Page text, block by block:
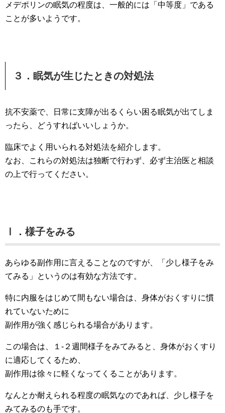
メデポリンの眠気の程度は、一般的には「中等度」である
ことが多いようです。
３．眠気が生じたときの対処法
抗不安薬で、日常に支障が出るくらい困る眠気が出てしま
ったら、どうすればいいしょうか。
臨床でよく用いられる対処法を紹介します。
なお、これらの対処法は独断で行わず、必ず主治医と相談
の上で行ってください。
Ⅰ．様子をみる
あらゆる副作用に言えることなのですが、「少し様子をみ
てみる」というのは有効な方法です。
特に内服をはじめて間もない場合は、身体がおくすりに慣
れていないために
副作用が強く感じられる場合があります。
この場合は、１-２週間様子をみてみると、身体がおくすり
に適応してくるため、
副作用は徐々に軽くなってくることがあります。
なんとか耐えられる程度の眠気なのであれば、少し様子を
みてみるのも手です。